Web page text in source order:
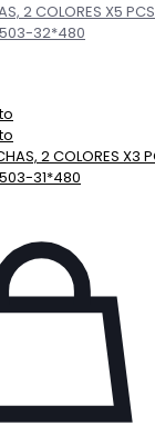
2 COLORES X5 PCS
32*480